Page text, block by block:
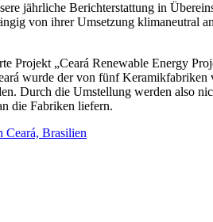
jährliche Berichterstattung in
von ihrer Umsetzung klimaneutral
Projekt „Ceará Renewable Energy
wurde der von fünf
Durch die Umstellung werden also
die Fabriken liefern.
Ceará, Brasilien